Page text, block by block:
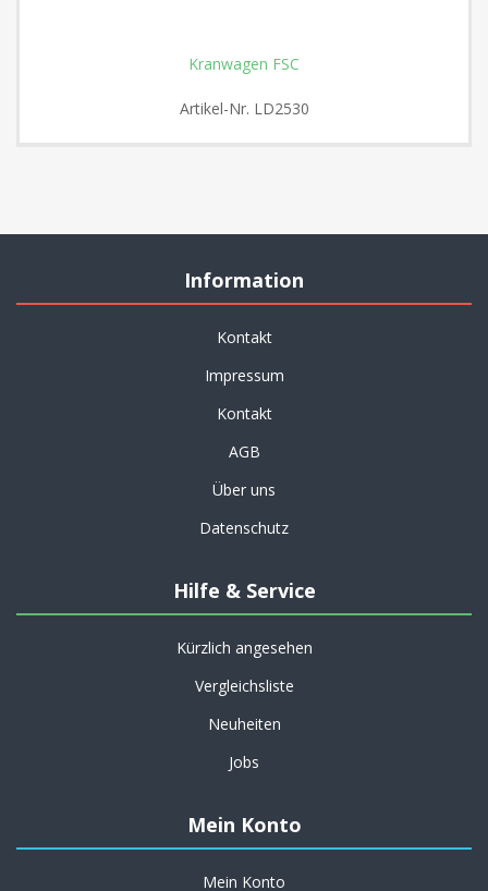
Kranwagen FSC
Artikel-Nr. LD2530
Information
Kontakt
Impressum
Kontakt
AGB
Über uns
Datenschutz
Hilfe & Service
Kürzlich angesehen
Vergleichsliste
Neuheiten
Jobs
Mein Konto
Mein Konto